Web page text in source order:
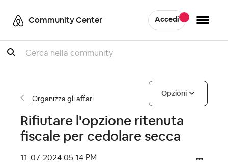
Community Center Accedi
Cercare
Organizza gli affari
Opzioni
Rifiutare l'opzione ritenuta
fiscale per cedolare secca
‎11-07-2024 05:14 PM